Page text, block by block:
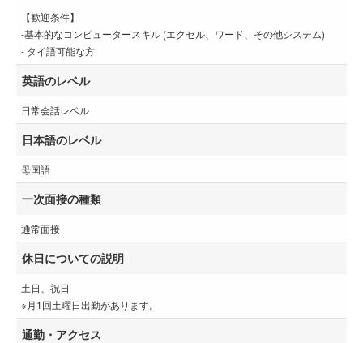
【歓迎条件】
‐基本的なコンピュータースキル (エクセル、ワード、その他システム)
- タイ語可能な方
英語のレベル
日常会話レベル
日本語のレベル
母国語
一次面接の種類
通常面接
休日についての説明
土日、祝日
※月1回土曜日出勤があります。
通勤・アクセス